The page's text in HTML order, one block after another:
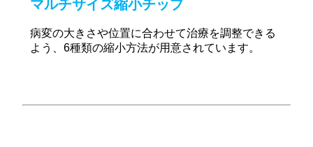
マルチサイズ縮小チップ
病変の大きさや位置に合わせて治療を調整できる
よう、6種類の縮小方法が用意されています。